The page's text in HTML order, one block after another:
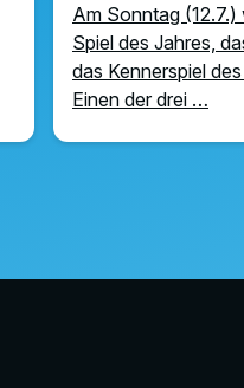
Am Sonntag (12.7.)
Spiel des Jahres,
das Kennerspiel
Einen der drei …